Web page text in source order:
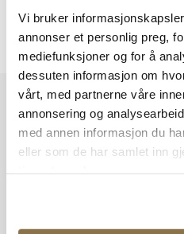
Vi bruker
annonser et personlig preg,
mediefunksjoner og for å
dessuten informasjon om
vårt, med partnerne våre
annonsering og
med annen informasjon du
eller som de har samlet inn
Viser0
Vi har mer å by på – ta en